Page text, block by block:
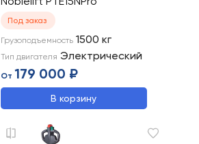
Под заказ
Грузоподъемность 1500 кг
Тип двигателя Электрический
От 179 000 ₽
В корзину